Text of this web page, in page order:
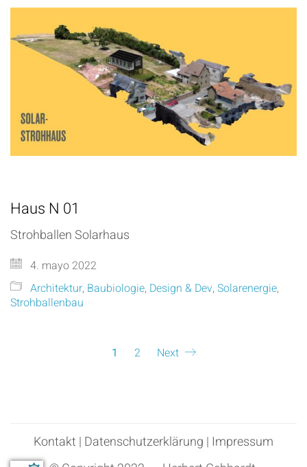
Haus N 01
Strohballen Solarhaus
4. mayo 2022
Architektur, Baubiologie, Design & Dev, Solarenergie,
Strohballenbau
1 2 Next
Kontakt | Datenschutzerklärung | Impressum